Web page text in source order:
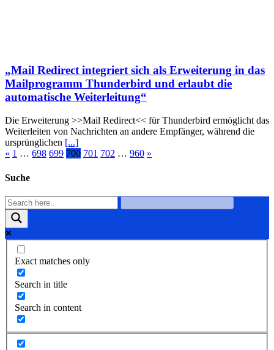
„Mail Redirect integriert sich als Erweiterung in das
Mailprogramm Thunderbird und erlaubt die
automatische Weiterleitung“
Die Erweiterung >>Mail Redirect<< für Thunderbird ermöglicht das
Weiterleiten von Nachrichten an andere Empfänger, während die
ursprünglichen [...]
« 1 … 698 699 700 701 702 … 960 »
Suche
Exact matches only
Search in title
Search in content